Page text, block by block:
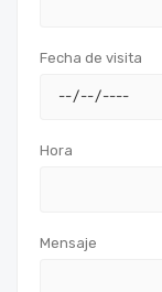
Fecha de visita
Hora
Mensaje